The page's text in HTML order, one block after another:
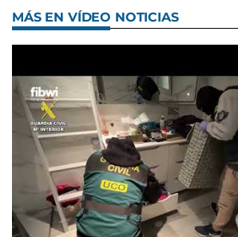
MÁS EN VÍDEO NOTICIAS